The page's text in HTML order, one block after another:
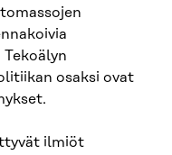
osaksi ovat
ilmiöt